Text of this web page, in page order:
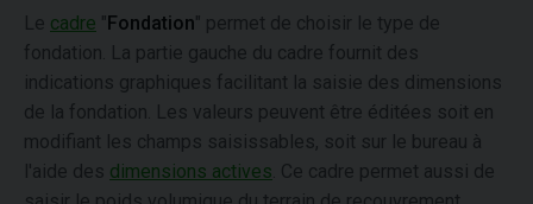
Le cadre "Fondation" permet de choisir le type de
fondation. La partie gauche du cadre fournit des
indications graphiques facilitant la saisie des dimensions
de la fondation. Les valeurs peuvent être éditées soit en
modifiant les champs saisissables, soit sur le bureau à
l'aide des dimensions actives . Ce cadre permet aussi de